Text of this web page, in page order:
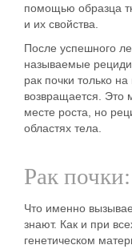
помощью образца
и их свойства.
После успешного
называемые
рак почки только
возвращается. Это
месте роста, но
областях тела.
Рак
Что именно
знают. Как и при
генетическом